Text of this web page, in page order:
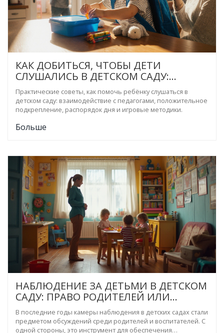
КАК ДОБИТЬСЯ, ЧТОБЫ ДЕТИ
СЛУШАЛИСЬ В ДЕТСКОМ САДУ:
ПРАКТИЧЕСКИЕ СОВЕТЫ
Практические советы, как помочь ребёнку слушаться в
детском саду: взаимодействие с педагогами, положительное
подкрепление, распорядок дня и игровые методики.
Больше
НАБЛЮДЕНИЕ ЗА ДЕТЬМИ В ДЕТСКОМ
САДУ: ПРАВО РОДИТЕЛЕЙ ИЛИ
ВТОРЖЕНИЕ В ЛИЧНОЕ
ПРОСТРАНСТВО?
В последние годы камеры наблюдения в детских садах стали
предметом обсуждений среди родителей и воспитателей. С
одной стороны, это инструмент для обеспечения